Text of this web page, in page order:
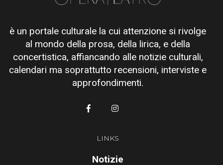
è un portale culturale la cui attenzione si rivolge
al mondo della prosa, della lirica, e della
concertistica, affiancando alle notizie culturali,
calendari ma soprattutto recensioni, interviste e
approfondimenti.
LINKS
Notizie